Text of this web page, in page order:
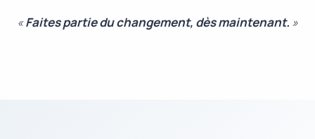
«Faites partie du changement, dès maintenant. »